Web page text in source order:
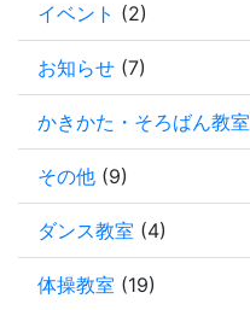
イベント (2)
お知らせ (7)
かきかた・そろばん教室
その他 (9)
ダンス教室 (4)
体操教室 (19)